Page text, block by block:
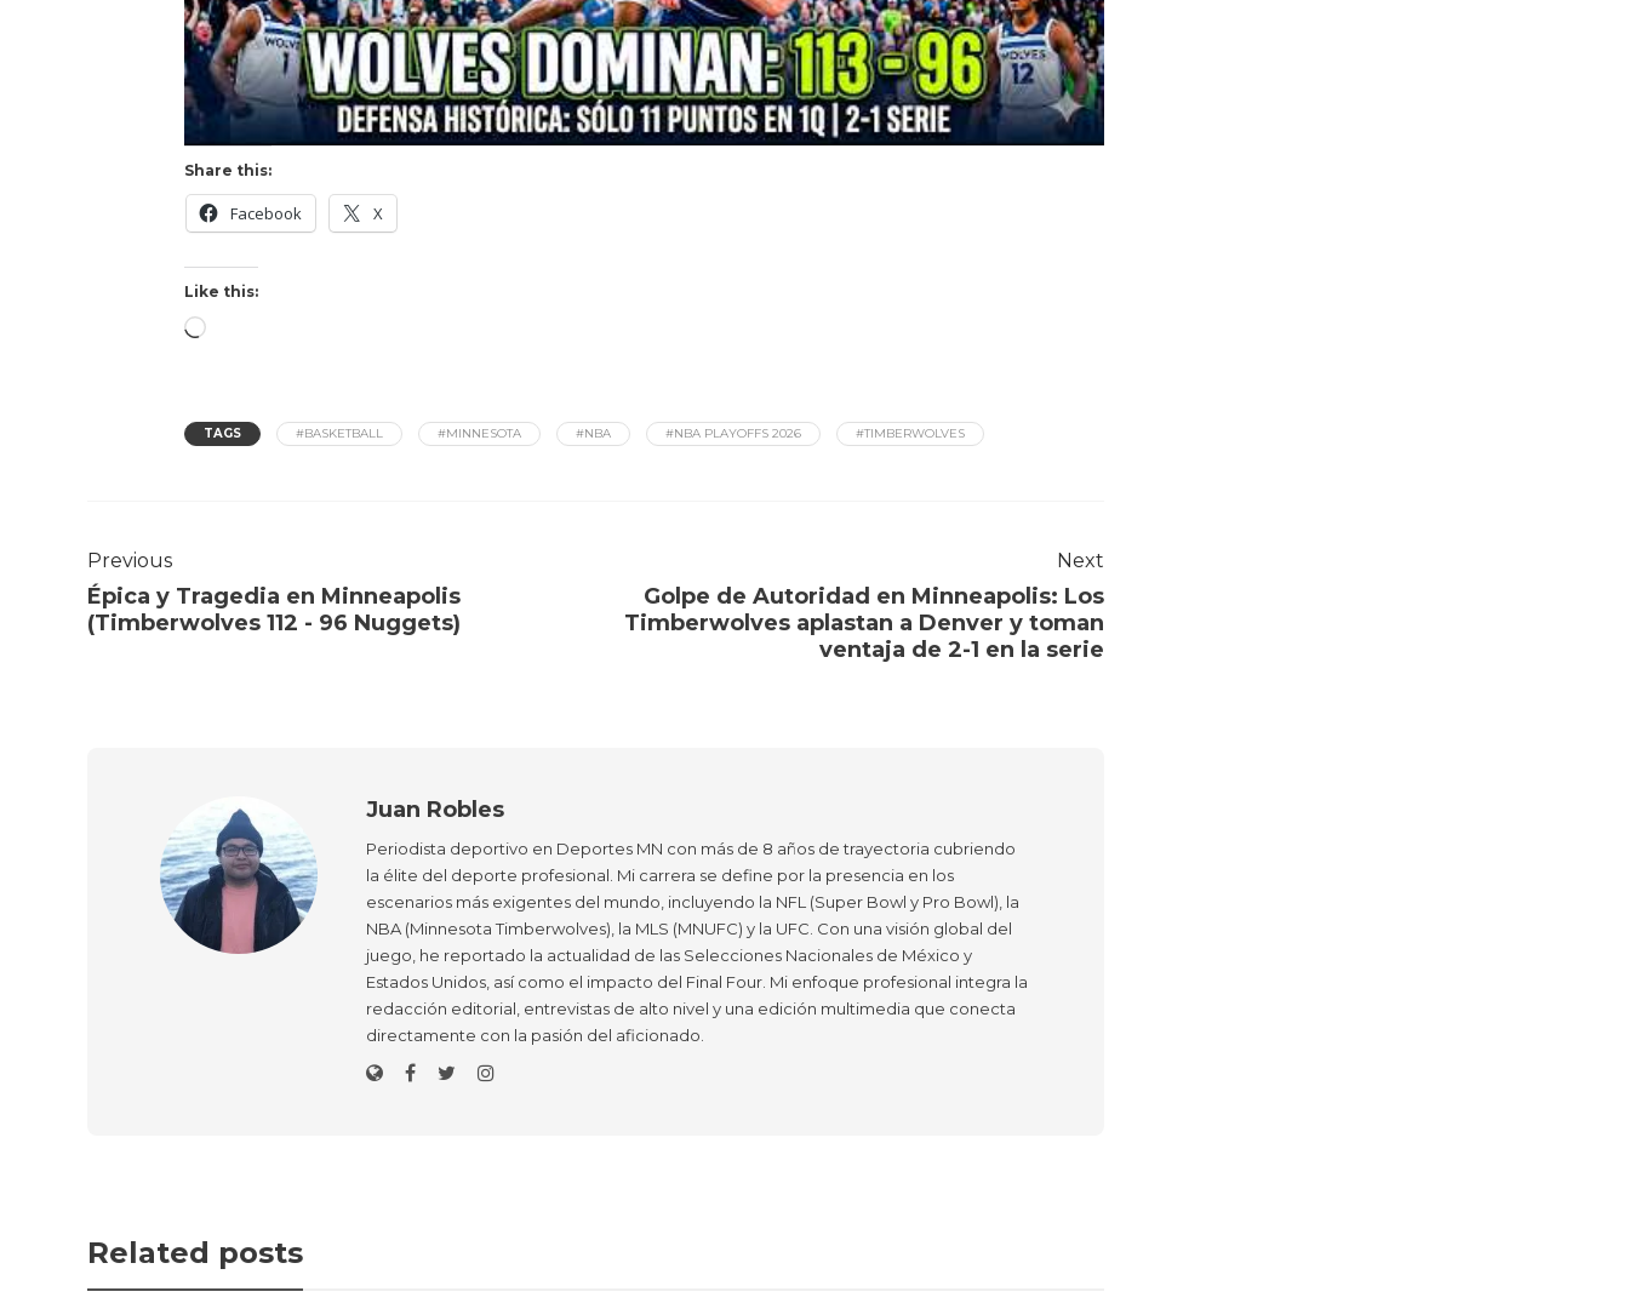
Share this:
Facebook X
Like this:
TAGS #BASKETBALL #MINNESOTA #NBA #NBA PLAYOFFS 2026 #TIMBERWOLVES
Previous
Épica y Tragedia en Minneapolis
(Timberwolves 112 - 96 Nuggets)
Next
Golpe de Autoridad en Minneapolis: Los
Timberwolves aplastan a Denver y toman
ventaja de 2-1 en la serie
Juan Robles
Periodista deportivo en Deportes MN con más de 8 años de trayectoria cubriendo
la élite del deporte profesional. Mi carrera se define por la presencia en los
escenarios más exigentes del mundo, incluyendo la NFL (Super Bowl y Pro Bowl), la
NBA (Minnesota Timberwolves), la MLS (MNUFC) y la UFC. Con una visión global del
juego, he reportado la actualidad de las Selecciones Nacionales de México y
Estados Unidos, así como el impacto del Final Four. Mi enfoque profesional integra la
redacción editorial, entrevistas de alto nivel y una edición multimedia que conecta
directamente con la pasión del aficionado.
Related posts